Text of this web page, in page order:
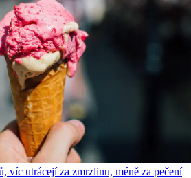
víc utrácejí za zmrzlinu, méně za pečení